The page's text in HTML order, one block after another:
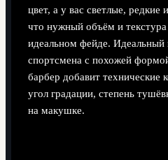
цвет, а у вас светлые, редкие
что нужный объём и
идеальном фейде.
спортсмена с похожей
барбер добавит технические
угол градации, степень
на макушке.